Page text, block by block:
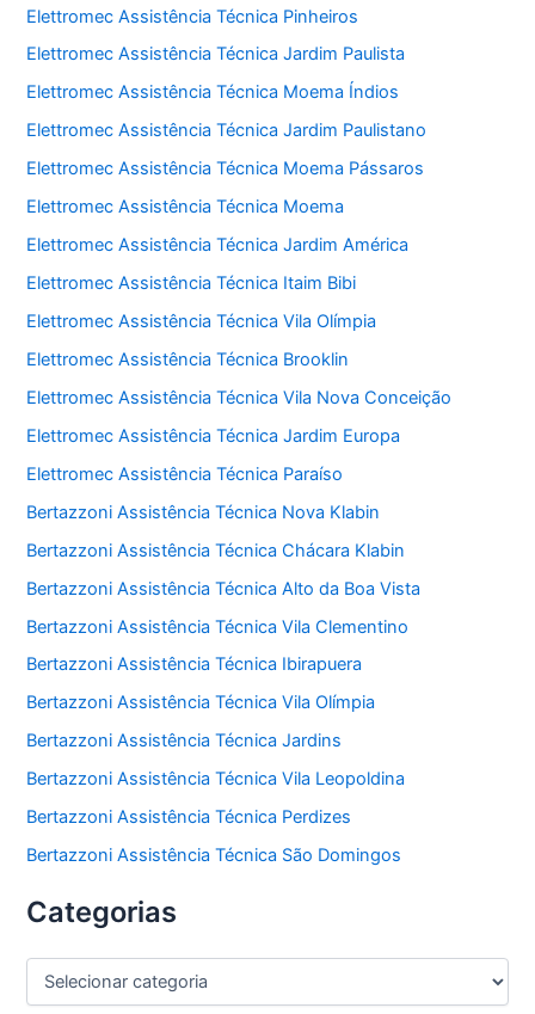
Elettromec Assistência Técnica Pinheiros
Elettromec Assistência Técnica Jardim Paulista
Elettromec Assistência Técnica Moema Índios
Elettromec Assistência Técnica Jardim Paulistano
Elettromec Assistência Técnica Moema Pássaros
Elettromec Assistência Técnica Moema
Elettromec Assistência Técnica Jardim América
Elettromec Assistência Técnica Itaim Bibi
Elettromec Assistência Técnica Vila Olímpia
Elettromec Assistência Técnica Brooklin
Elettromec Assistência Técnica Vila Nova Conceição
Elettromec Assistência Técnica Jardim Europa
Elettromec Assistência Técnica Paraíso
Bertazzoni Assistência Técnica Nova Klabin
Bertazzoni Assistência Técnica Chácara Klabin
Bertazzoni Assistência Técnica Alto da Boa Vista
Bertazzoni Assistência Técnica Vila Clementino
Bertazzoni Assistência Técnica Ibirapuera
Bertazzoni Assistência Técnica Vila Olímpia
Bertazzoni Assistência Técnica Jardins
Bertazzoni Assistência Técnica Vila Leopoldina
Bertazzoni Assistência Técnica Perdizes
Bertazzoni Assistência Técnica São Domingos
Categorias
C